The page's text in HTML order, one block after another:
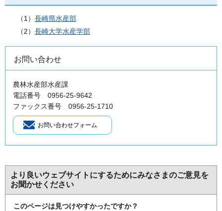
（1） 長崎県水産部
（2） 長崎大学水産学部
お問い合わせ
農林水産部水産課
電話番号 0956-25-9642
ファックス番号 0956-25-1710
より良いウェブサイトにするためにみなさまのご意見を
お聞かせください
このページは見つけやすかったですか？